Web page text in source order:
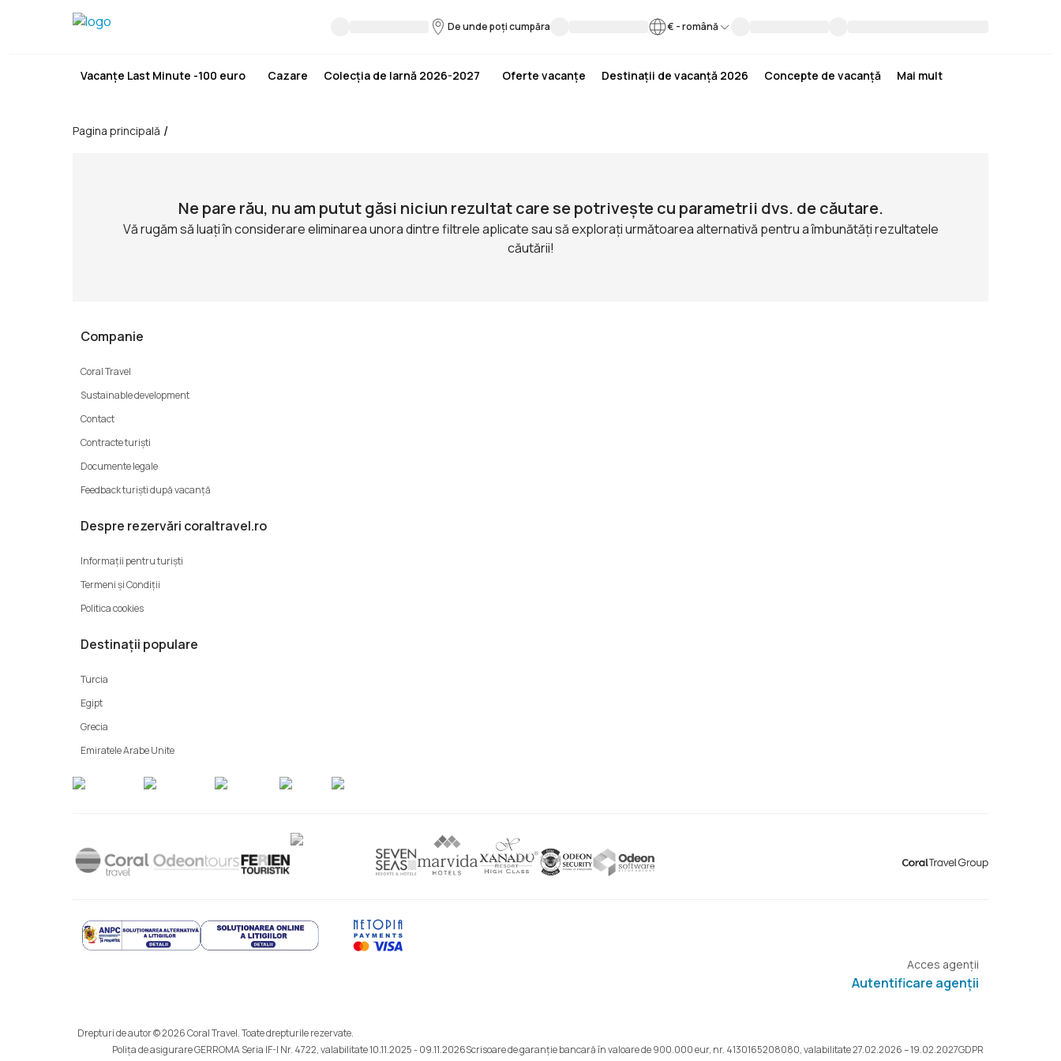
De unde poți cumpăra € -română
Vacanțe Last Minute -100 euro Cazare Colecția de Iarnă 2026-2027 Oferte vacanțe Destinații de vacanță 2026 Concepte de vacanță Mai mult
Pagina principală /
Ne pare rău, nu am putut găsi niciun rezultat care se potrivește cu parametrii dvs. de căutare.
Vă rugăm să luați în considerare eliminarea unora dintre filtrele aplicate sau să explorați următoarea alternativă pentru a îmbunătăți rezultatele
căutării!
Companie
Coral Travel
Sustainable development
Contact
Contracte turiști
Documente legale
Feedback turiști după vacanță
Despre rezervări coraltravel.ro
Informații pentru turiști
Termeni şi Condiții
Politica cookies
Destinații populare
Turcia
Egipt
Grecia
Emiratele Arabe Unite
Acces agenții
Autentificare agenții
Drepturi de autor © 2026 Coral Travel. Toate drepturile rezervate.
Polița de asigurare GERROMA Seria IF-I Nr. 4722, valabilitate 10.11.2025 - 09.11.2026Scrisoare de garanție bancară în valoare de 900.000 eur, nr. 4130165208080, valabilitate 27.02.2026 – 19.02.2027GDPR